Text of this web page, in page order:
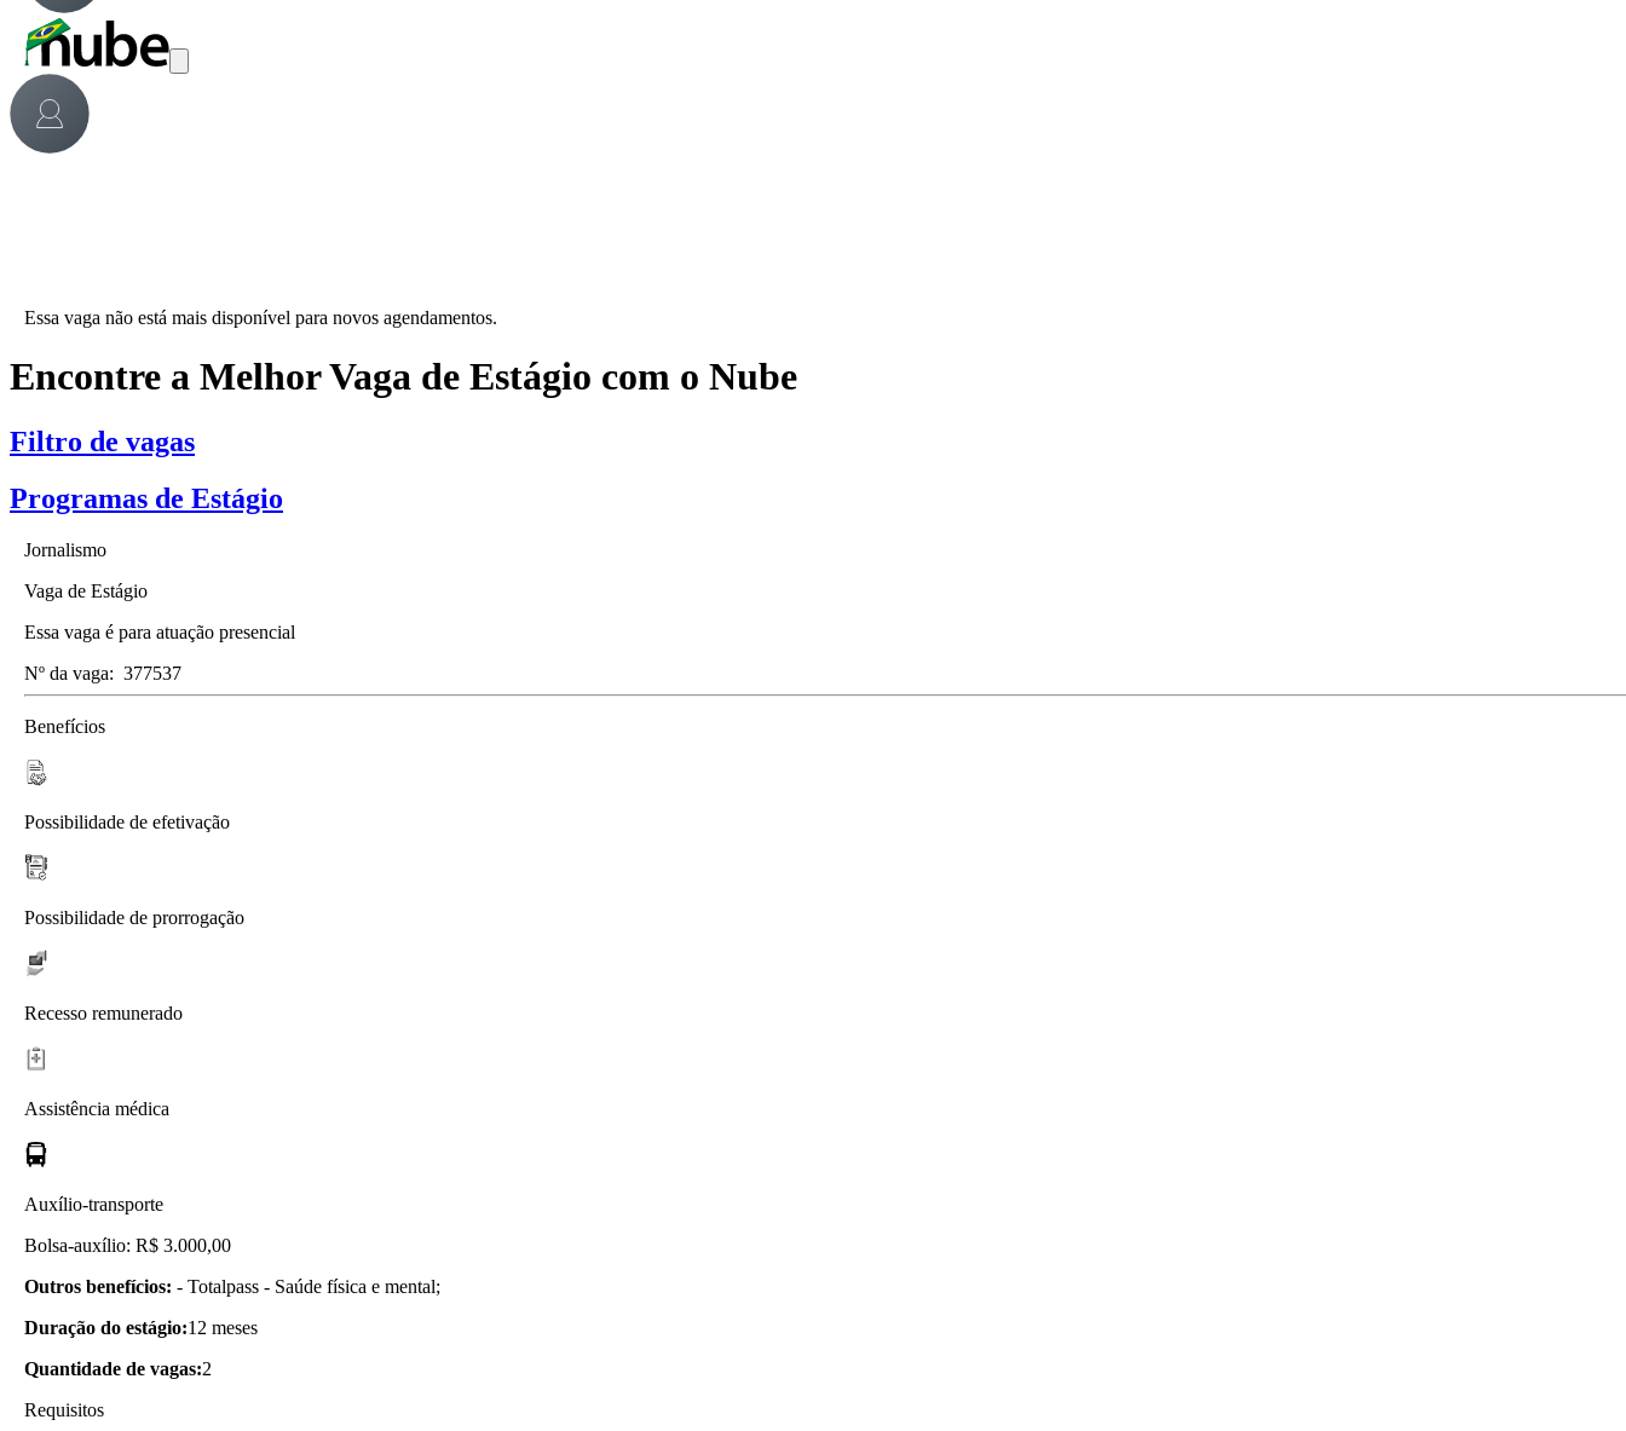
Essa vaga não está mais disponível para novos agendamentos.
Encontre a Melhor Vaga de Estágio com o Nube
Filtro de vagas
Programas de Estágio
Jornalismo
Vaga de Estágio
Essa vaga é para atuação presencial
Nº da vaga: 377537
Benefícios
Possibilidade de efetivação
Possibilidade de prorrogação
Recesso remunerado
Assistência médica
Auxílio-transporte
Bolsa-auxílio: R$ 3.000,00
Outros benefícios: - Totalpass - Saúde física e mental;
Duração do estágio:12 meses
Quantidade de vagas:2
Requisitos